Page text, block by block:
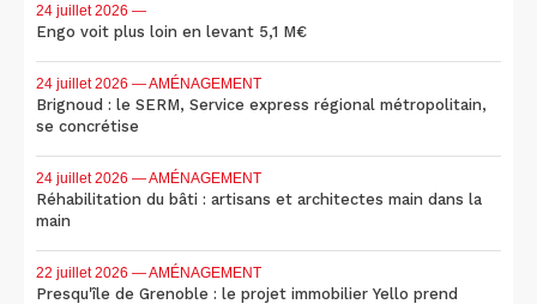
24 juillet 2026 —
Engo voit plus loin en levant 5,1 M€
24 juillet 2026 — AMÉNAGEMENT
Brignoud : le SERM, Service express régional métropolitain,
se concrétise
24 juillet 2026 — AMÉNAGEMENT
Réhabilitation du bâti : artisans et architectes main dans la
main
22 juillet 2026 — AMÉNAGEMENT
Presqu'île de Grenoble : le projet immobilier Yello prend